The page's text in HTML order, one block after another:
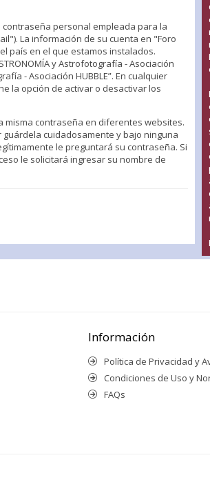
personal empleada para la
La información de su cuenta en "Foro
país en el que estamos instalados.
y Astrofotografía - Asociación
- Asociación HUBBLE”. En cualquier
la opción de activar o desactivar los
misma contraseña en diferentes websites.
guárdela cuidadosamente y bajo ninguna
le preguntará su contraseña. Si
le solicitará ingresar su nombre de
Información
Política de Privacidad y
Condiciones de Uso y
FAQs